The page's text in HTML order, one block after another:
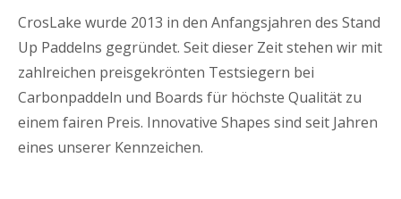
CrosLake wurde 2013 in den Anfangsjahren des Stand
Up Paddelns gegründet. Seit dieser Zeit stehen wir mit
zahlreichen preisgekrönten Testsiegern bei
Carbonpaddeln und Boards für höchste Qualität zu
einem fairen Preis. Innovative Shapes sind seit Jahren
eines unserer Kennzeichen.